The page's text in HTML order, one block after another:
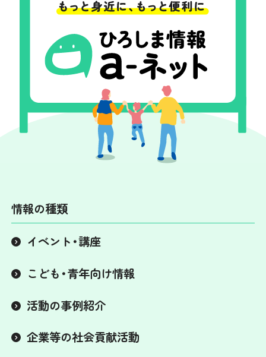
情報の種類
イベント・講座
こども・青年向け情報
活動の事例紹介
企業等の社会貢献活動